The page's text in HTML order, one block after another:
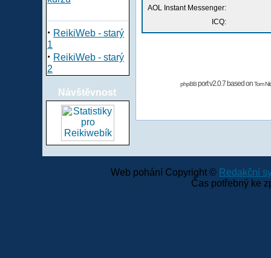
· ReikiWeb - starý
1
· ReikiWeb - starý
2
Návštěvnost
AOL Instant Messenger:
ICQ:
phpBBport v2.0.7 based onTom
Web pohání Copyright © Redakční
Čas potřebný ke